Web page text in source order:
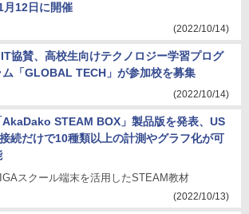
月12日に開催
(2022/10/14)
協賛、高校生向けテクノロジー学習プログ
ム「GLOBAL TECH」が参加校を募集
(2022/10/14)
AkaDako STEAM BOX」製品版を発表、US
続だけで10種類以上の計測やグラフ化が可
スクール端末を活用したSTEAM教材
(2022/10/13)